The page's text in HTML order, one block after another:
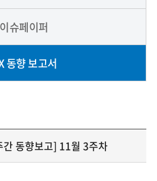
이슈페이퍼
동향 보고서
동향보고] 11월 3주차